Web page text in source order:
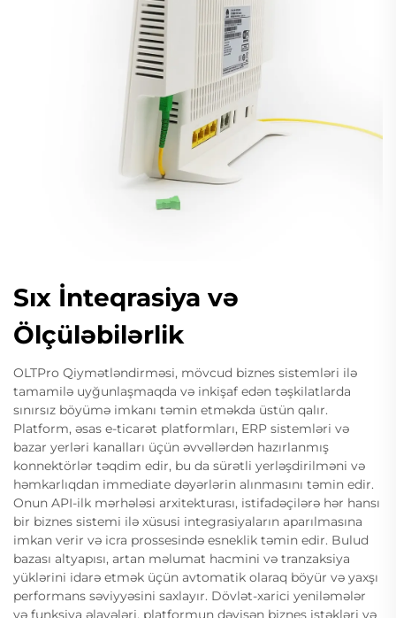
Sıx İnteqrasiya və
Ölçüləbilərlik
OLTPro Qiymətləndirməsi, mövcud biznes sistemləri ilə
tamamilə uyğunlaşmaqda və inkişaf edən təşkilatlarda
sınırsız böyümə imkanı təmin etməkda üstün qalır.
Platform, əsas e-ticarət platformları, ERP sistemləri və
bazar yerləri kanalları üçün əvvəllərdən hazırlanmış
konnektörlər təqdim edir, bu da sürətli yerləşdirilməni və
həmkarlıqdan immediate dəyərlərin alınmasını təmin edir.
Onun API-ilk mərhələsi arxitekturası, istifadəçilərə hər hansı
bir biznes sistemi ilə xüsusi integrasiyaların aparılmasına
imkan verir və icra prossesində esneklik təmin edir. Bulud
bazası altyapısı, artan məlumat hacmini və tranzaksiya
yüklərini idarə etmək üçün avtomatik olaraq böyür və yaxşı
performans səviyyəsini saxlayır. Dövlət-xarici yeniləmələr
və funksiya əlavələri, platformun dəyişən biznes istəkləri və